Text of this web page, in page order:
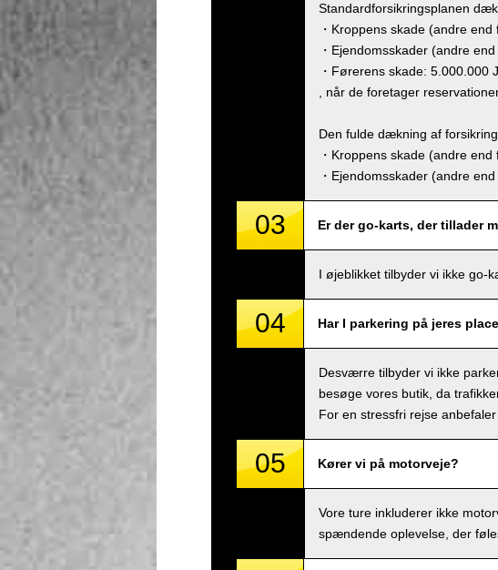
Standardforsikringsplanen
・Kroppens skade (andre
・Ejendomsskader (andre
・Førerens skade: 5.000.000
, når de foretager
Den fulde dækning af
・Kroppens skade (andre
・Ejendomsskader (andre
03 Er der go-karts, der tillader
I øjeblikket tilbyder vi ikke go-
04 Har I parkering på jeres
Desværre tilbyder vi ikke
besøge vores butik, da
For en stressfri rejse
05 Kører vi på motorveje?
Vore ture inkluderer ikke
spændende oplevelse, der